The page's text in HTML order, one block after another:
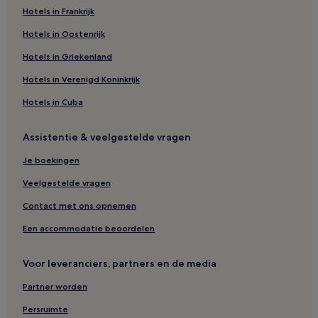
Hotels in de buurt van Pieve di San Leolino
Hotels met wijngaard in Radda in Chianti
Hotels met gratis ontbijt in Monteriggioni
Hotels in Dudda
Hotels in Mercatale Valdarno
Hotels in de buurt van Kerk van San Sigismondo
Hotels in San Donato in Poggio
Hotels met parkeerplaatsen in Gaiole in Chianti
Hotels in Cavriglia
Hotels in de buurt van Policlinico Santa Maria alle Scotte
Hotels met parkeerplaatsen in Castelnuovo Berardenga
Hotels in Nusenna
Hotels met parkeerplaatsen in Siena
Hotels in Frankrijk
Hotels in Oostenrijk
Hotels in Griekenland
Hotels in Verenigd Koninkrijk
Hotels in Cuba
Assistentie & veelgestelde vragen
Je boekingen
Veelgestelde vragen
Contact met ons opnemen
Een accommodatie beoordelen
Voor leveranciers, partners en de media
Partner worden
Persruimte